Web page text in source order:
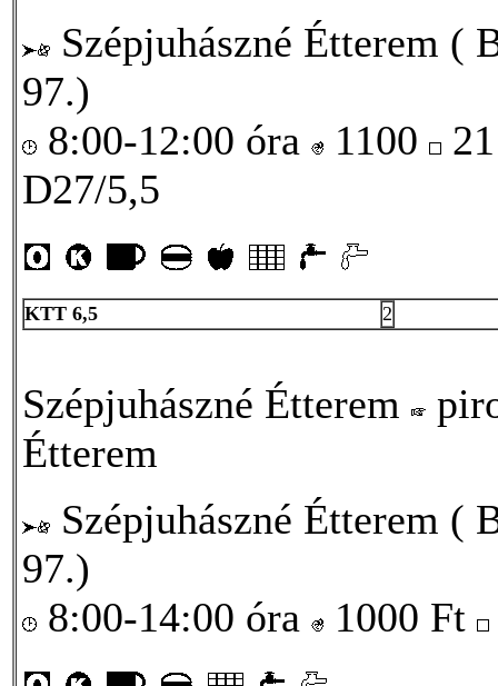
Szépjuhászné Étterem (
97.)
8:00-12:00 óra
1100
D27/5,5
KTT 6,5 2
Szépjuhászné Étterem
Étterem
Szépjuhászné Étterem (
97.)
8:00-14:00 óra
1000 Ft